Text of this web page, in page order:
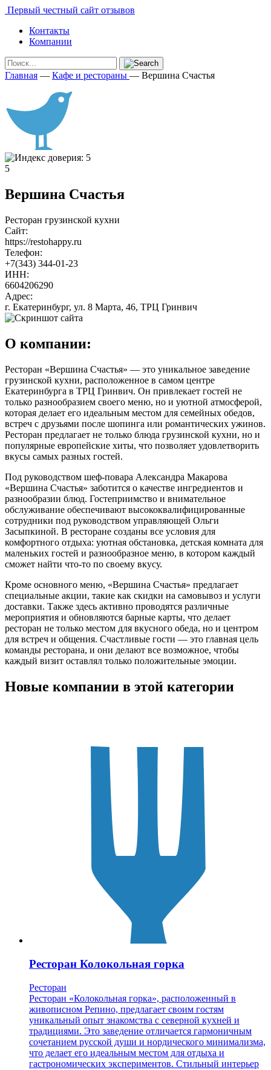
Первый честный сайт отзывов
Контакты
Компании
Главная — Кафе и рестораны — Вершина Счастья
5
Вершина Счастья
Ресторан грузинской кухни
Сайт:
https://restohappy.ru
Телефон:
+7(343) 344-01-23
ИНН:
6604206290
Адрес:
г. Екатеринбург, ул. 8 Марта, 46, ТРЦ Гринвич
О компании:
Ресторан «Вершина Счастья» — это уникальное заведение
грузинской кухни, расположенное в самом центре
Екатеринбурга в ТРЦ Гринвич. Он привлекает гостей не
только разнообразием своего меню, но и уютной атмосферой,
которая делает его идеальным местом для семейных обедов,
встреч с друзьями после шопинга или романтических ужинов.
Ресторан предлагает не только блюда грузинской кухни, но и
популярные европейские хиты, что позволяет удовлетворить
вкусы самых разных гостей.
Под руководством шеф-повара Александра Макарова
«Вершина Счастья» заботится о качестве ингредиентов и
разнообразии блюд. Гостеприимство и внимательное
обслуживание обеспечивают высококвалифицированные
сотрудники под руководством управляющей Ольги
Засыпкиной. В ресторане созданы все условия для
комфортного отдыха: уютная обстановка, детская комната для
маленьких гостей и разнообразное меню, в котором каждый
сможет найти что-то по своему вкусу.
Кроме основного меню, «Вершина Счастья» предлагает
специальные акции, такие как скидки на самовывоз и услуги
доставки. Также здесь активно проводятся различные
мероприятия и обновляются барные карты, что делает
ресторан не только местом для вкусного обеда, но и центром
для встреч и общения. Счастливые гости — это главная цель
команды ресторана, и они делают все возможное, чтобы
каждый визит оставлял только положительные эмоции.
Новые компании в этой категории
Ресторан Колокольная горка
Ресторан
Ресторан «Колокольная горка», расположенный в
живописном Репино, предлагает своим гостям
уникальный опыт знакомства с северной кухней и
традициями. Это заведение отличается гармоничным
сочетанием русской души и нордического минимализма,
что делает его идеальным местом для отдыха и
гастрономических экспериментов. Стильный интерьер